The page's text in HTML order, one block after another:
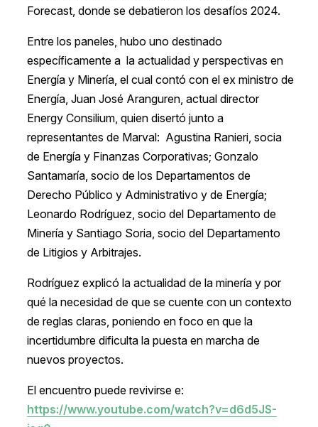
Forecast, donde se debatieron los desafíos 2024.
Entre los paneles, hubo uno destinado
específicamente a la actualidad y perspectivas en
Energía y Minería, el cual contó con el ex ministro de
Energía, Juan José Aranguren, actual director
Energy Consilium, quien disertó junto a
representantes de Marval: Agustina Ranieri, socia
de Energía y Finanzas Corporativas; Gonzalo
Santamaría, socio de los Departamentos de
Derecho Público y Administrativo y de Energía;
Leonardo Rodríguez, socio del Departamento de
Minería y Santiago Soria, socio del Departamento
de Litigios y Arbitrajes.
Rodríguez explicó la actualidad de la minería y por
qué la necesidad de que se cuente con un contexto
de reglas claras, poniendo en foco en que la
incertidumbre dificulta la puesta en marcha de
nuevos proyectos.
El encuentro puede revivirse e:
https://www.youtube.com/watch?v=d6d5JS-